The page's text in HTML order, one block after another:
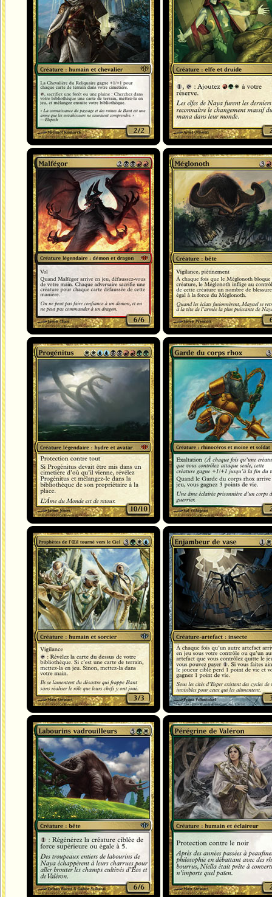
Malfégor Méglonoth
Progénitus Garde du corps rhox
Prophètes de l'Œil tourné vers le Ciel Enjambeur de vase
Labourins vadrouilleurs Pérégrine de Valéron